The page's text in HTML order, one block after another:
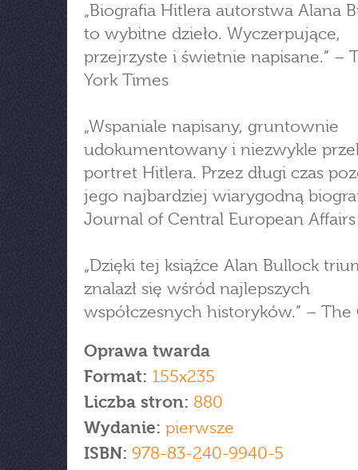
„Biografia Hitlera autorstwa Alana
to wybitne dzieło. Wyczerpujące,
przejrzyste i świetnie napisane.” –
York Times
„Wspaniale napisany, gruntownie
udokumentowany i niezwykle
portret Hitlera. Przez długi czas
jego najbardziej wiarygodną
Journal of Central European Affairs
„Dzięki tej książce Alan Bullock
znalazł się wśród najlepszych
współczesnych historyków.” – The
Oprawa twarda
Format: 155x235
Liczba stron: 880
Wydanie: pierwsze
ISBN: 978-83-240-9940-5